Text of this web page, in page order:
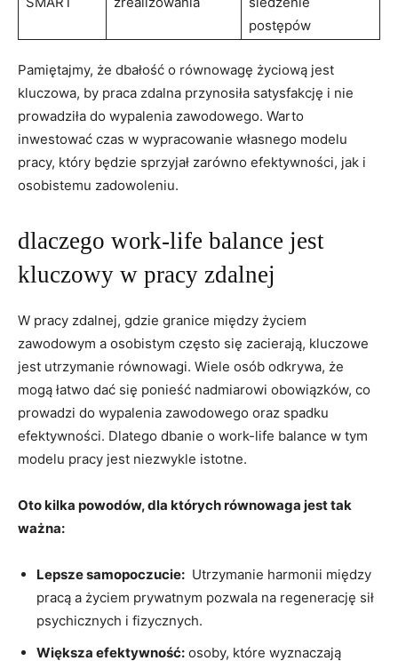
postępów
Pamiętajmy, że dbałość ⁢o równowagę życiową ⁢jest
kluczowa, by praca zdalna ​przynosiła‌ satysfakcję ⁣i ⁤nie
‌prowadziła do wypalenia zawodowego. Warto
inwestować czas w ⁤wypracowanie własnego modelu ​
pracy, który‍ będzie sprzyjał zarówno efektywności, jak ⁢i
osobistemu ⁢zadowoleniu.
dlaczego work-life balance jest
kluczowy w pracy zdalnej
W pracy ⁢zdalnej, gdzie granice między życiem
zawodowym a osobistym często się zacierają, kluczowe
jest utrzymanie równowagi. ⁣Wiele osób odkrywa, że
mogą łatwo dać się ponieść⁣ nadmiarowi ⁤obowiązków, ​co
prowadzi ​do wypalenia zawodowego oraz⁤ spadku
efektywności. Dlatego dbanie o work-life ⁣balance w tym‍
modelu pracy ‍jest niezwykle⁢ istotne.
Oto kilka⁣ powodów, dla których równowaga ⁢jest tak‍
ważna:
Lepsze⁢ samopoczucie: ‍ Utrzymanie harmonii między
pracą a życiem prywatnym pozwala na regenerację sił
psychicznych i fizycznych.
Większa ‍efektywność: osoby, które wyznaczają